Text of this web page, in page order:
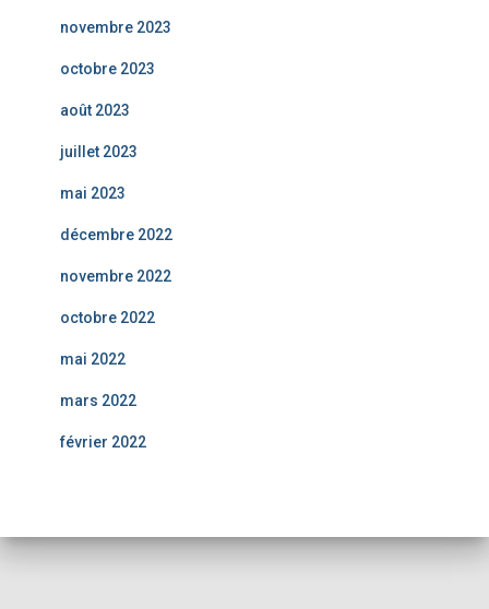
novembre 2023
octobre 2023
août 2023
juillet 2023
mai 2023
décembre 2022
novembre 2022
octobre 2022
mai 2022
mars 2022
février 2022